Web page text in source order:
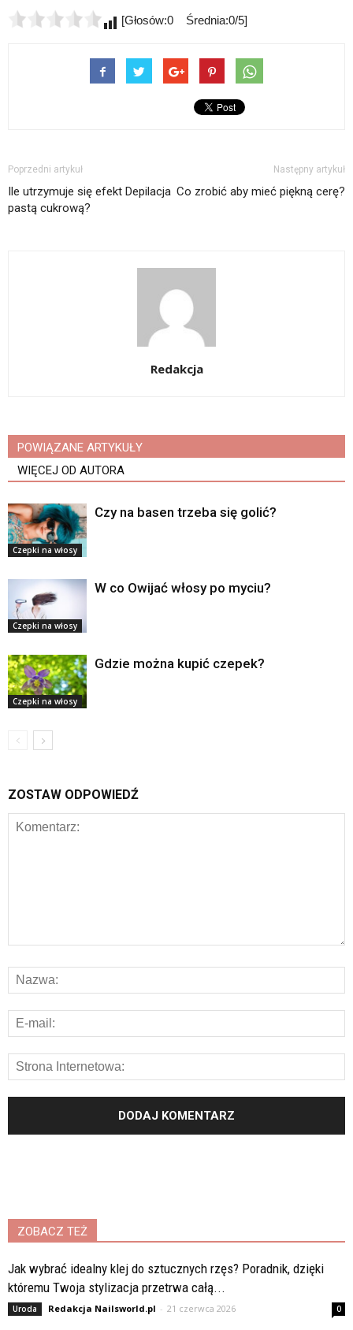
[Głosów:0 Średnia:0/5]
Poprzedni artykuł
Ile utrzymuje się efekt Depilacja
pastą cukrową?
Następny artykuł
Co zrobić aby mieć piękną cerę?
Redakcja
POWIĄZANE ARTYKUŁY
WIĘCEJ OD AUTORA
Czepki na włosy
Czy na basen trzeba się golić?
Czepki na włosy
W co Owijać włosy po myciu?
Czepki na włosy
Gdzie można kupić czepek?
ZOSTAW ODPOWIEDŹ
ZOBACZ TEŻ
Jak wybrać idealny klej do sztucznych rzęs? Poradnik, dzięki
któremu Twoja stylizacja przetrwa całą...
Uroda Redakcja Nailsworld.pl - 21 czerwca 2026 0